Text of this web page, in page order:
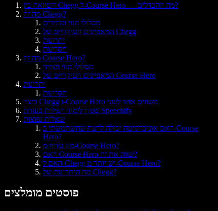
השוואה בין Chegg ל-Course Hero — מה ההבדלים?
מה זה Chegg?
מסלולי מנוי ומחירים
המאפיינים העיקריים של Chegg
יתרונות
חסרונות
מה זה Course Hero?
מסלולי מנוי ומחיר
המאפיינים העיקריים של Course Hero
יתרונות
חסרונות
כיצד Chegg ו-Course Hero משווים אחד לשני
שפרו לימוד ויעילות בעזרת Speechify
שאלות נפוצות
האם אוניברסיטה יכולה לדעת שהשתמשתי ב-Course
Hero?
מה עדיף מ-Course Hero?
האם Course Hero שווה את זה?
האם ל-Chegg יש יותר מ-Course Hero?
מה היתרונות של Chegg?
פוסטים מומלצים